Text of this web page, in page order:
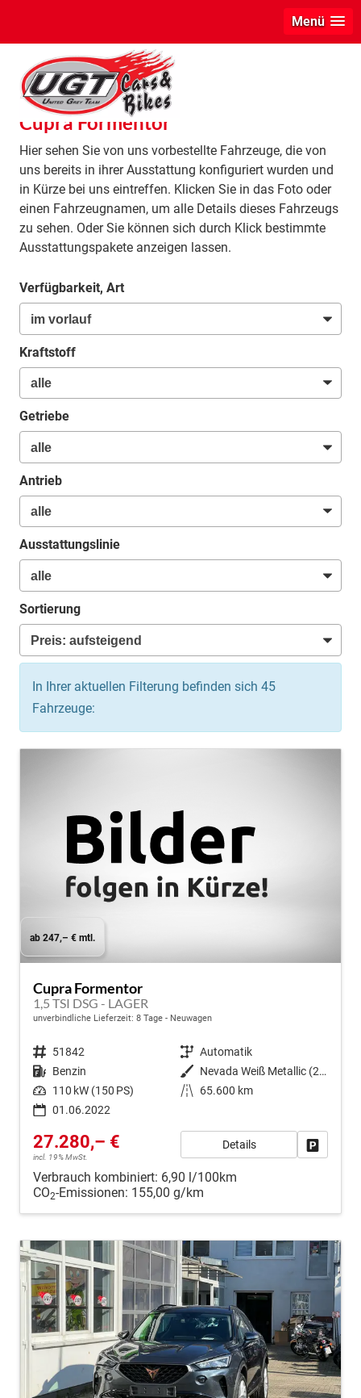
Menü
info
Cupra Formentor
Hier sehen Sie von uns vorbestellte Fahrzeuge, die von
uns bereits in ihrer Ausstattung konfiguriert wurden und
in Kürze bei uns eintreffen. Klicken Sie in das Foto oder
einen Fahrzeugnamen, um alle Details dieses Fahrzeugs
zu sehen. Oder Sie können sich durch Klick bestimmte
Ausstattungspakete anzeigen lassen.
Verfügbarkeit, Art
Kraftstoff
Getriebe
Antrieb
Ausstattungslinie
Sortierung
In Ihrer aktuellen Filterung befinden sich 45
Fahrzeuge:
ab 247,– € mtl.
Cupra Formentor
1,5 TSI DSG - LAGER
unverbindliche Lieferzeit: 8 Tage Neuwagen
Fahrzeugnr. 51842 Getriebe Automatik
Kraftstoff Benzin Außenfarbe
Nevada Weiß Metallic (2Y)
Leistung 110 kW (150 PS) Kilometerstand
65.600 km
01.06.2022
27.280,– €
incl. 19% MwSt.
Details
Verbrauch kombiniert: 6,90 l/100km
CO2-Emissionen: 155,00 g/km